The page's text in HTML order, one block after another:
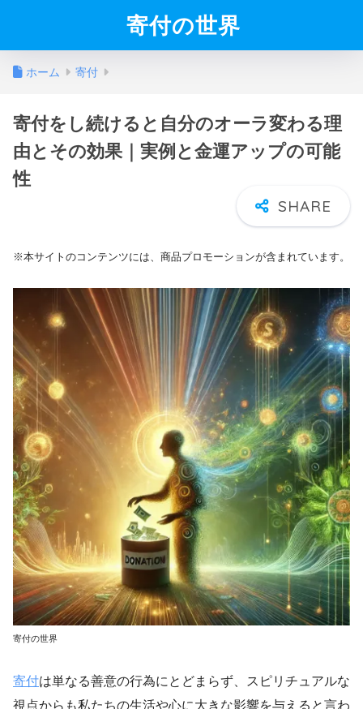
寄付の世界
ホーム 寄付
寄付をし続けると自分のオーラ変わる理
由とその効果｜実例と金運アップの可能
性
※本サイトのコンテンツには、商品プロモーションが含まれています。
寄付の世界
寄付は単なる善意の行為にとどまらず、スピリチュアルな
視点からも私たちの生活や心に大きな影響を与えると言わ